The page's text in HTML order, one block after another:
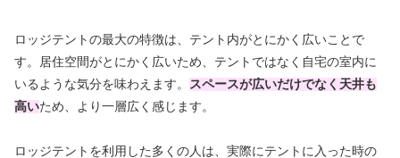
ロッジテントの最大の特徴は、テント内がとにかく広いことで
す。居住空間がとにかく広いため、テントではなく自宅の室内に
いるような気分を味わえます。
スペースが広いだけでなく天井も
高いため、より一層広く感じます。
ロッジテントを利用した多くの人は、実際にテントに入った時の